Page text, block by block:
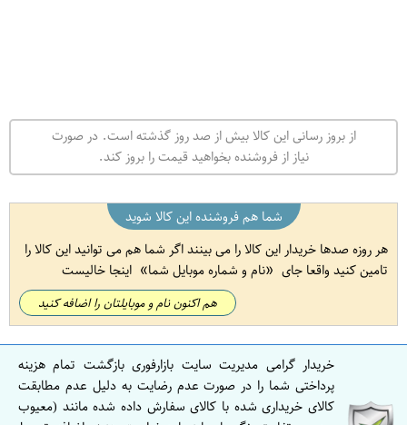
از بروز رسانی این کالا بیش از صد روز گذشته است. در صورت
نیاز از فروشنده بخواهید قیمت را بروز کند.
شما هم فروشنده این کالا شوید
هر روزه صدها خریدار این کالا را می بینند اگر شما هم می توانید این کالا را
تامین کنید واقعا جای
نام و شماره موبایل شما اینجا خالیست
هم اکنون نام و موبایلتان را اضافه کنید
خریدار گرامی مدیریت سایت بازارفوری بازگشت تمام هزینه
پرداختی شما را در صورت عدم رضایت به دلیل عدم مطابقت
کالای خریداری شده با کالای سفارش داده شده مانند (معیوب